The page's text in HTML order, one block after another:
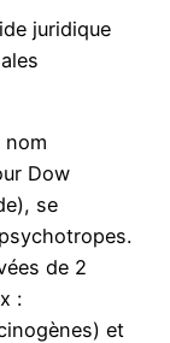
juridique
nom
Dow
se
de 2
:
et